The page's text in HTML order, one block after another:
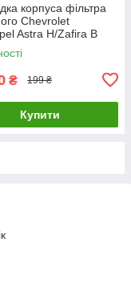
корпуса фільтра
Chevrolet
Astra H/Zafira B
ELRING 539.450
₴ 199 ₴
Купити